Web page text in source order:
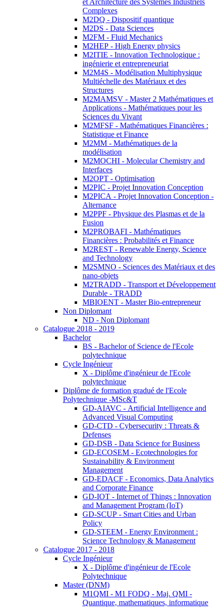
et Architecture des Systèmes Industriels
Complexes
M2DQ - Dispositif quantique
M2DS - Data Sciences
M2FM - Fluid Mechanics
M2HEP - High Energy physics
M2ITIE - Innovation Technologique :
ingénierie et entrepreneuriat
M2M4S - Modélisation Multiphysique
Multiéchelle des Matériaux et des
Structures
M2MAMSV - Master 2 Mathématiques et
Applications - Mathématiques pour les
Sciences du Vivant
M2MFSF - Mathématiques Financières :
Statistique et Finance
M2MM - Mathématiques de la
modélisation
M2MOCHI - Molecular Chemistry and
Interfaces
M2OPT - Optimisation
M2PIC - Projet Innovation Conception
M2PICA - Projet Innovation Conception -
Alternance
M2PPF - Physique des Plasmas et de la
Fusion
M2PROBAFI - Mathématiques
Financières : Probabilités et Finance
M2REST - Renewable Energy, Science
and Technology
M2SMNO - Sciences des Matériaux et des
nano-objets
M2TRADD - Transport et Développement
Durable - TRADD
MBIOENT - Master Bio-entrepreneur
Non Diplomant
ND - Non Diplomant
Catalogue 2018 - 2019
Bachelor
BS - Bachelor of Science de l'Ecole
polytechnique
Cycle Ingénieur
X - Diplôme d'ingénieur de l'Ecole
polytechnique
Diplôme de formation gradué de l'Ecole
Polytechnique -MSc&T
GD-AIAVC - Artificial Intelligence and
Advanced Visual Computing
GD-CTD - Cybersecurity : Threats &
Defenses
GD-DSB - Data Science for Business
GD-ECOSEM - Ecotechnologies for
Sustainability & Environment
Management
GD-EDACF - Economics, Data Analytics
and Corporate Finance
GD-IOT - Internet of Things : Innovation
and Management Program (IoT)
GD-SCUP - Smart Cities and Urban
Policy
GD-STEEM - Energy Environment :
Science Technology & Management
Catalogue 2017 - 2018
Cycle Ingénieur
X - Diplôme d'ingénieur de l'Ecole
Polytechnique
Master (DNM)
M1QMI - M1 FODQ - Maj. QMI -
Quantique, mathematiques, informatique